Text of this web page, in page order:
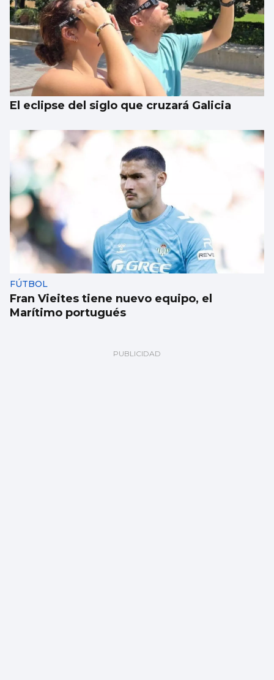
El eclipse del siglo que cruzará Galicia
FÚTBOL
Fran Vieites tiene nuevo equipo, el
Marítimo portugués